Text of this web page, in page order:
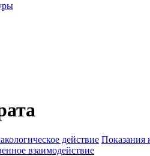
действие Показания
взаимодействие